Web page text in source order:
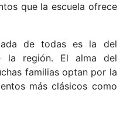
que la escuela ofrece
de todas es la del
la región. El alma del
familias optan por la
más clásicos como